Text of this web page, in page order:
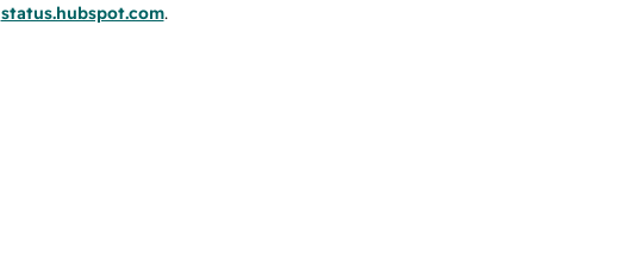
status.hubspot.com.